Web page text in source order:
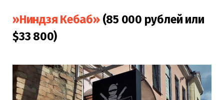
»Ниндзя Кебаб» (85 000 рублей или
$33 800)